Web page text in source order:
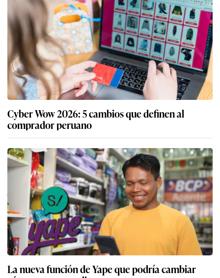
Cyber Wow 2026: 5 cambios que definen al
comprador peruano
La nueva función de Yape que podría cambiar